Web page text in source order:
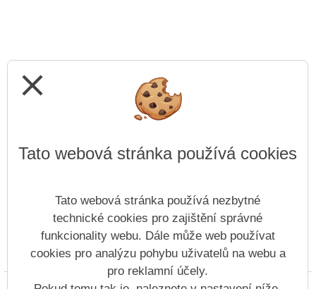
Prohlášení o přístupnosti Mapa webu Cookies
close
Tato webová stránka používá cookies
Tato webová stránka používá nezbytné
technické cookies pro zajištění správné
funkcionality webu. Dále může web používat
cookies pro analýzu pohybu uživatelů na webu a
pro reklamní účely.